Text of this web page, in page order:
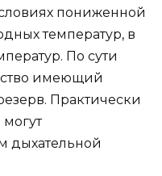
пониженной
температур, в
По сути
имеющий
Практически
дыхательной